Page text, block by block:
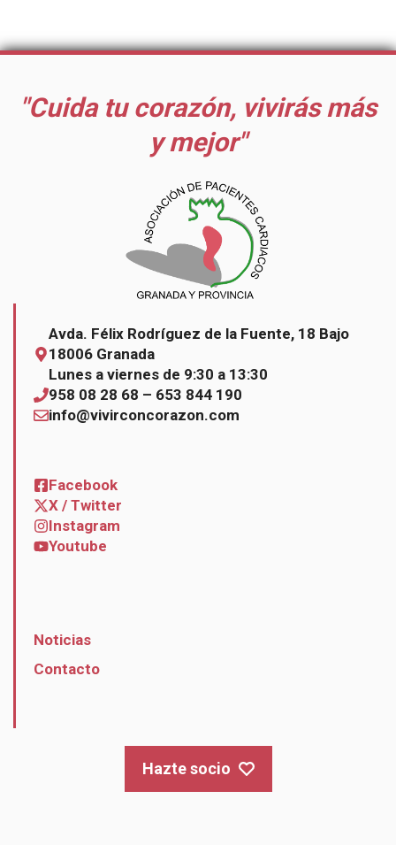
"Cuida tu corazón, vivirás más
y mejor"
Avda. Félix Rodríguez de la Fuente, 18 Bajo
18006 Granada
Lunes a viernes de 9:30 a 13:30
958 08 28 68 – 653 844 190
info@vivirconcorazon.com
Facebook
X / Twitter
Instagram
Youtube
Noticias
Contacto
Hazte socio